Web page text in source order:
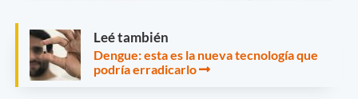
Leé también
Dengue: esta es la nueva tecnología que
podría erradicarlo